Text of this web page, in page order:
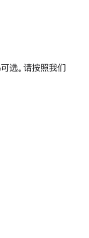
选。请按照我们